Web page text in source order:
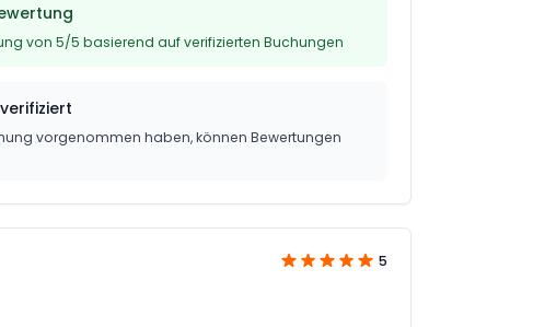
von 5/5 basierend auf verifizierten Buchungen
vorgenommen haben, können Bewertungen
5